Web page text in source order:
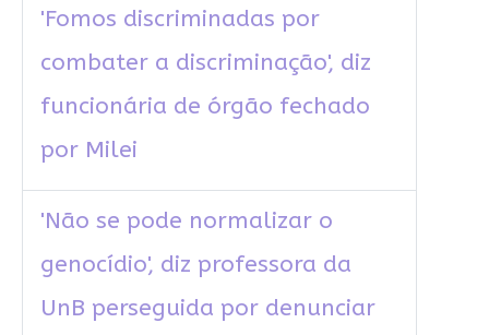
'Fomos discriminadas por
combater a discriminação', diz
funcionária de órgão fechado
por Milei
'Não se pode normalizar o
genocídio', diz professora da
UnB perseguida por denunciar